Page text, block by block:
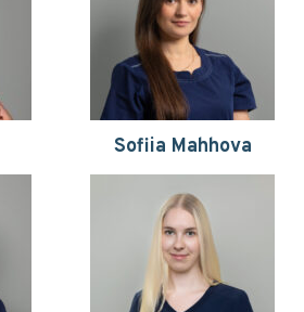
Sofiia Mahhova